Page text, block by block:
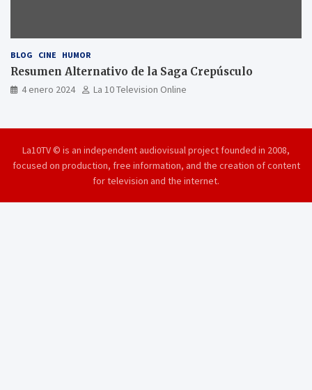
BLOG CINE HUMOR
Resumen Alternativo de la Saga Crepúsculo
4 enero 2024 La 10 Television Online
La10TV © is an independent audiovisual project founded in 2008,
focused on production, free information, and the creation of content
for television and the internet.